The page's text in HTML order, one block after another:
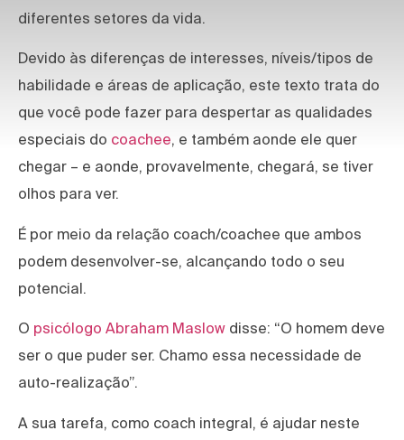
diferentes setores da vida.
Devido às diferenças de interesses, níveis/tipos de
habilidade e áreas de aplicação, este texto trata do
que você pode fazer para despertar as qualidades
especiais do coachee, e também aonde ele quer
chegar – e aonde, provavelmente, chegará, se tiver
olhos para ver.
É por meio da relação coach/coachee que ambos
podem desenvolver-se, alcançando todo o seu
potencial.
O psicólogo Abraham Maslow disse: “O homem deve
ser o que puder ser. Chamo essa necessidade de
auto-realização”.
A sua tarefa, como coach integral, é ajudar neste